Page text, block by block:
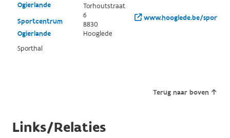
Ogierlande
Sportcentrum
Ogierlande
Sporthal
Torhoutstraat
6
8830
Hooglede
www.hooglede.be/
Terug naar boven
Links/Relaties